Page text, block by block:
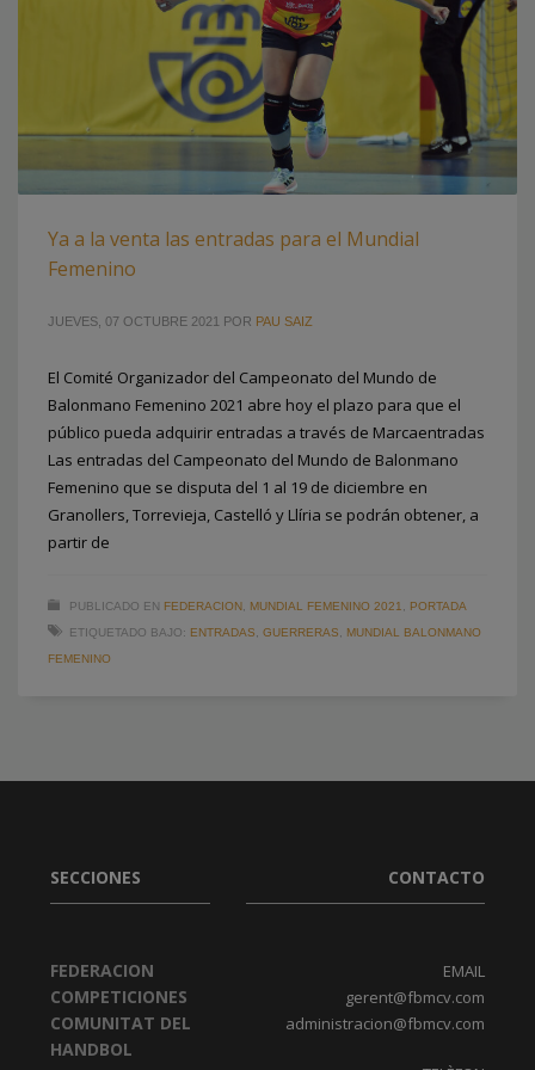
Ya a la venta las entradas para el Mundial
Femenino
JUEVES, 07 OCTUBRE 2021 POR PAU SAIZ
El Comité Organizador del Campeonato del Mundo de
Balonmano Femenino 2021 abre hoy el plazo para que el
público pueda adquirir entradas a través de Marcaentradas
Las entradas del Campeonato del Mundo de Balonmano
Femenino que se disputa del 1 al 19 de diciembre en
Granollers, Torrevieja, Castelló y Llíria se podrán obtener, a
partir de
PUBLICADO EN FEDERACION MUNDIAL FEMENINO 2021
PORTADA
ETIQUETADO BAJO: ENTRADAS GUERRERAS
MUNDIAL BALONMANO
FEMENINO
SECCIONES
FEDERACION
COMPETICIONES
COMUNITAT DEL
HANDBOL
CONTACTO
EMAIL
gerent@fbmcv.com
administracion@fbmcv.com